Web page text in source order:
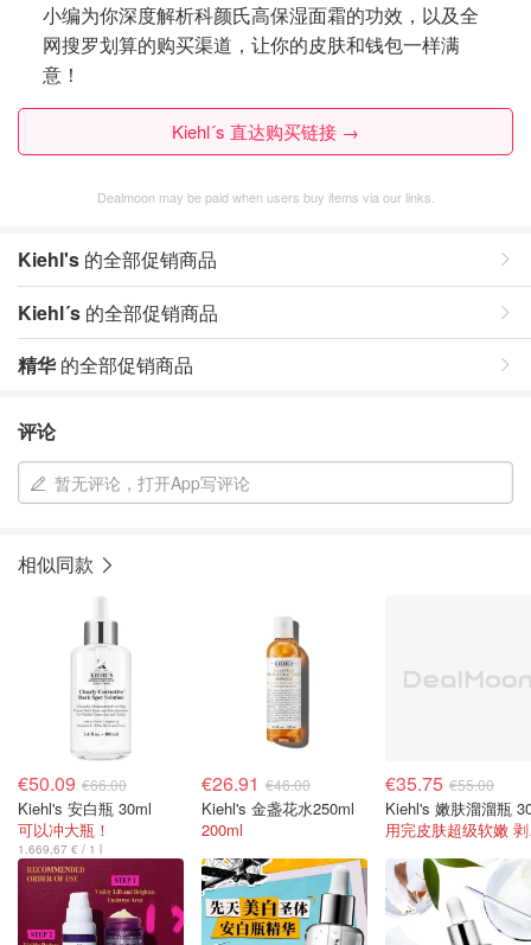
小编为你深度解析科颜氏高保湿面霜的功效，以及全
网搜罗划算的购买渠道，让你的皮肤和钱包一样满
意！
Kiehl´s 直达购买链接 →
Dealmoon may be paid when users buy items via our links.
Kiehl's 的全部促销商品
Kiehl´s 的全部促销商品
精华的全部促销商品
评论
暂无评论，打开App写评论
相似同款
€50.09 €66.00
Kiehl's 安白瓶 30ml
可以冲大瓶！
1.669,67 € / 1 l
€26.91 €46.00
Kiehl's 金盏花水250ml
200ml
€35.75 €55.00
Kiehl's 嫩肤溜溜瓶
用